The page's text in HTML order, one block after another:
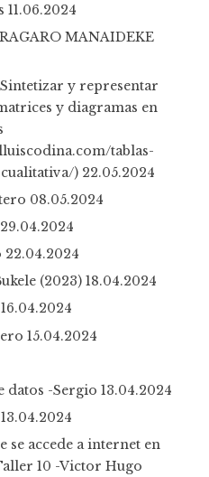
11.06.2024
MANAIDEKE
Sintetizar y representar
y diagramas en
tablas-
) 22.05.2024
08.05.2024
29.04.2024
22.04.2024
(2023) 18.04.2024
16.04.2024
15.04.2024
datos -Sergio 13.04.2024
13.04.2024
se accede a internet en
10 -Victor Hugo